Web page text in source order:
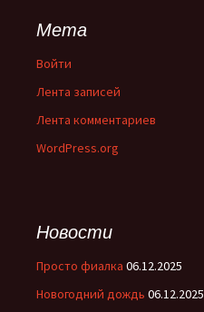
Мета
Войти
Лента записей
Лента комментариев
WordPress.org
Новости
Просто фиалка 06.12.2025
Новогодний дождь 06.12.2025